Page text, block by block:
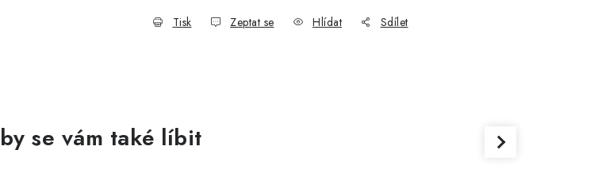
Tisk Zeptat se Hlídat Sdílet
se vám také líbit